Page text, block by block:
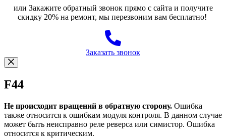
или Закажите обратный звонок прямо с сайта и получите
скидку 20% на ремонт, мы перезвоним вам бесплатно!
Заказать звонок
F44
Не происходит вращений в обратную сторону. Ошибка
также относится к ошибкам модуля контроля. В данном случае
может быть неисправно реле реверса или симистор. Ошибка
относится к критическим.